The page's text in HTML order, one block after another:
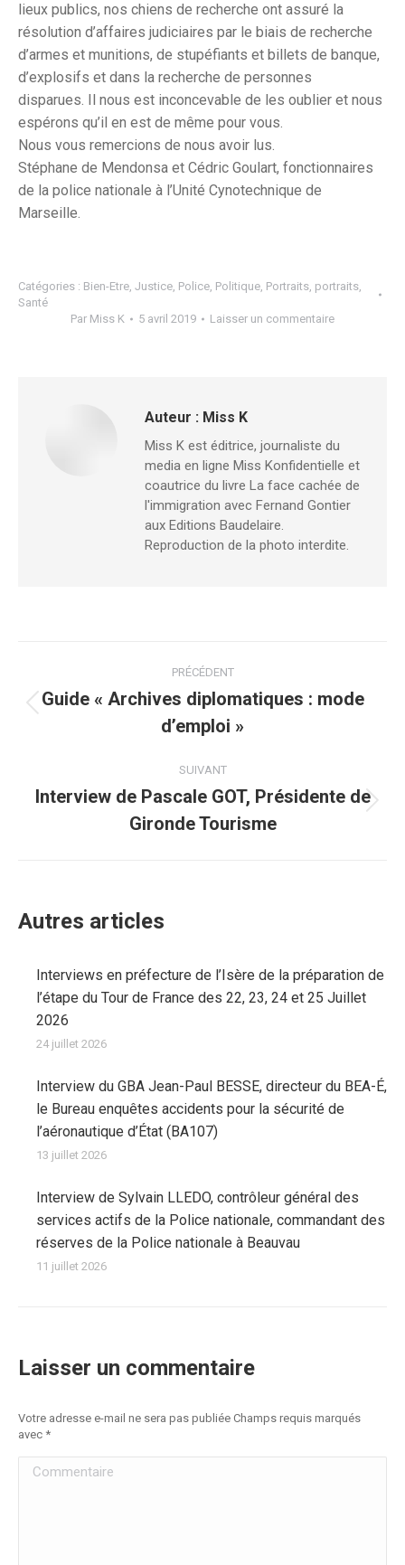
lieux publics, nos chiens de recherche ont assuré la
résolution d’affaires judiciaires par le biais de recherche
d’armes et munitions, de stupéfiants et billets de banque,
d’explosifs et dans la recherche de personnes
disparues. Il nous est inconcevable de les oublier et nous
espérons qu’il en est de même pour vous.
Nous vous remercions de nous avoir lus.
Stéphane de Mendonsa et Cédric Goulart, fonctionnaires
de la police nationale à l’Unité Cynotechnique de
Marseille.
Catégories : Bien-Etre, Justice, Police, Politique, Portraits, portraits,
Santé
Par Miss K 5 avril 2019 Laisser un commentaire
Auteur : Miss K
Miss K est éditrice, journaliste du
media en ligne Miss Konfidentielle et
coautrice du livre La face cachée de
l'immigration avec Fernand Gontier
aux Editions Baudelaire.
Reproduction de la photo interdite.
article
PRÉCÉDENT
Article
précédent
Guide « Archives diplomatiques : mode
d’emploi »
SUIVANT
suivant
Interview de Pascale GOT, Présidente de
Gironde Tourisme
Autres articles
Interviews en préfecture de l’Isère de la préparation de
l’étape du Tour de France des 22, 23, 24 et 25 Juillet
2026
24 juillet 2026
Interview du GBA Jean-Paul BESSE, directeur du BEA-É,
le Bureau enquêtes accidents pour la sécurité de
l’aéronautique d’État (BA107)
13 juillet 2026
Interview de Sylvain LLEDO, contrôleur général des
services actifs de la Police nationale, commandant des
réserves de la Police nationale à Beauvau
11 juillet 2026
Laisser un commentaire
Votre adresse e-mail ne sera pas publiée Champs requis marqués
avec *
Commentaire